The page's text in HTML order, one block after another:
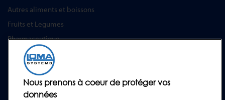
Autres aliments et boissons
Fruits et Legumes
Pharmaceutique
SERVICE APRÈS-VENTE
Programmes de Service Technique
Pièces Détachées
Nous prenons à coeur de protéger vos
données